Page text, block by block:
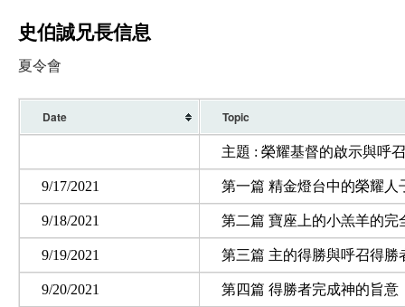
史伯誠兄長信息
夏令會
Date Topic
主題 : 榮耀基督的啟示與呼
9/17/2021 第一篇 精金燈台中的榮耀人
9/18/2021 第二篇 寶座上的小羔羊的完
9/19/2021 第三篇 主的得勝與呼召得勝
9/20/2021 第四篇 得勝者完成神的旨意